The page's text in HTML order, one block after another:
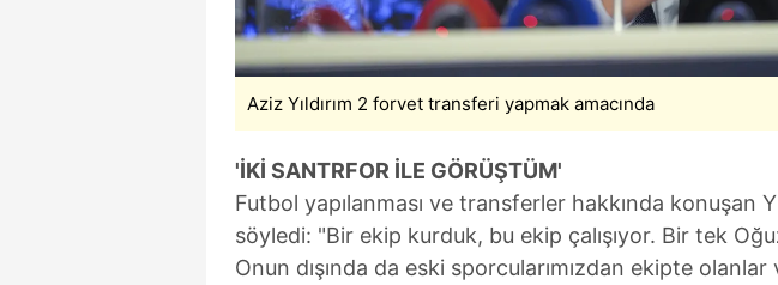
mevzuata uygun olarak kullanılan çerezlerle ilgili bilgi
Aziz Yıldırım 2 forvet transferi yapmak amacında
'İKİ SANTRFOR İLE GÖRÜŞTÜM'
Futbol yapılanması ve transferler hakkında konuşan
söyledi: "Bir ekip kurduk, bu ekip çalışıyor. Bir tek
Onun dışında da eski sporcularımızdan ekipte olanlar